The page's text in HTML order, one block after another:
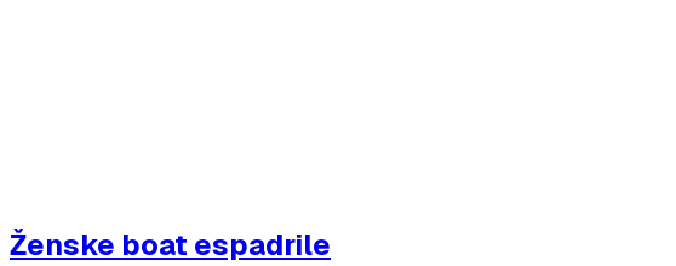
Ženske boat espadrile